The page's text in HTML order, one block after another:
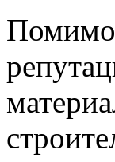
Помимо